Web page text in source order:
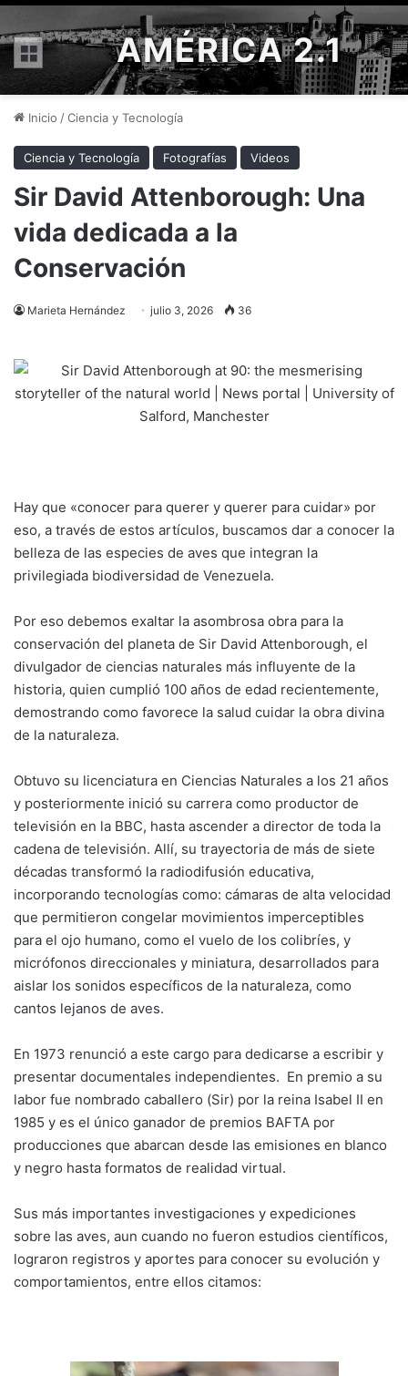
Menú AMÉRICA 2.1
Inicio /Ciencia y Tecnología
Ciencia y Tecnología Fotografías Videos
Sir David Attenborough: Una
vida dedicada a la
Conservación
Marieta Hernández julio 3, 2026 36
Hay que «conocer para querer y querer para cuidar» por
eso, a través de estos artículos, buscamos dar a conocer la
belleza de las especies de aves que integran la
privilegiada biodiversidad de Venezuela.
Por eso debemos exaltar la asombrosa obra para la
conservación del planeta de Sir David Attenborough, el
divulgador de ciencias naturales más influyente de la
historia, quien cumplió 100 años de edad recientemente,
demostrando como favorece la salud cuidar la obra divina
de la naturaleza.
Obtuvo su licenciatura en Ciencias Naturales a los 21 años
y posteriormente inició su carrera como productor de
televisión en la BBC, hasta ascender a director de toda la
cadena de televisión. Allí, su trayectoria de más de siete
décadas transformó la radiodifusión educativa,
incorporando tecnologías como: cámaras de alta velocidad
que permitieron congelar movimientos imperceptibles
para el ojo humano, como el vuelo de los colibríes, y
micrófonos direccionales y miniatura, desarrollados para
aislar los sonidos específicos de la naturaleza, como
cantos lejanos de aves.
En 1973 renunció a este cargo para dedicarse a escribir y
presentar documentales independientes. En premio a su
labor fue nombrado caballero (Sir) por la reina Isabel II en
1985 y es el único ganador de premios BAFTA por
producciones que abarcan desde las emisiones en blanco
y negro hasta formatos de realidad virtual.
Sus más importantes investigaciones y expediciones
sobre las aves, aun cuando no fueron estudios científicos,
lograron registros y aportes para conocer su evolución y
comportamientos, entre ellos citamos: